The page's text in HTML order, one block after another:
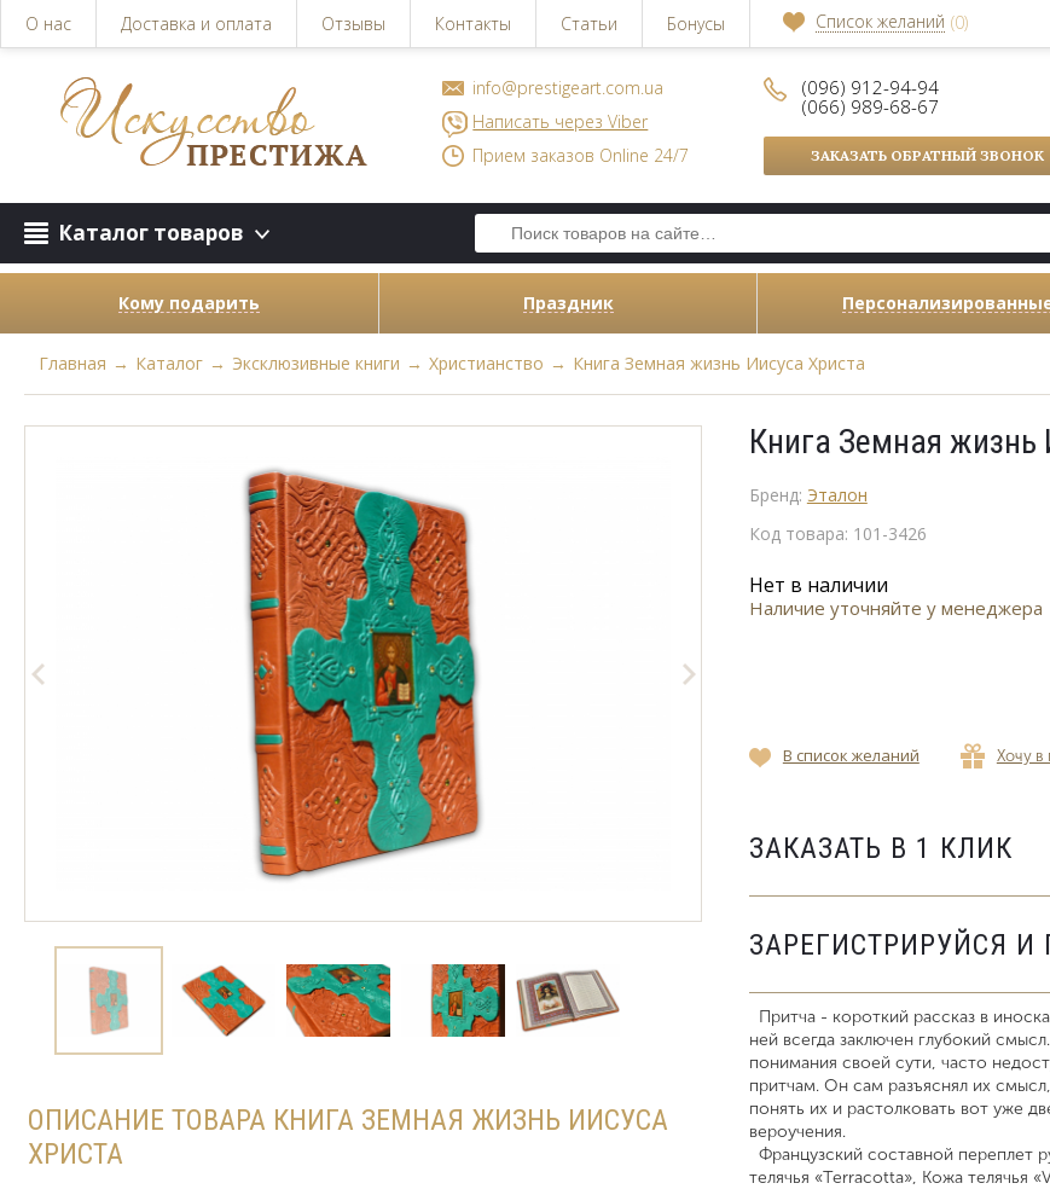
О нас Доставка и оплата Отзывы Контакты Статьи Бонусы Список желаний (0)
info@prestigeart.com.ua
Написать через Viber
Прием заказов Online 24/7
(096) 912-94-94
(066) 989-68-67
ЗАКАЗАТЬ ОБРАТНЫЙ ЗВОНОК
Каталог товаров
Кому подарить Праздник
Главная → Каталог → Эксклюзивные книги → Христианство → Книга Земная жизнь Иисуса Христа
ОПИСАНИЕ ТОВАРА КНИГА ЗЕМНАЯ ЖИЗНЬ ИИСУСА
ХРИСТА
Книга Земная жизнь
Бренд: Эталон
Код товара: 101-3426
Нет в наличии
Наличие уточняйте у менеджера
В список желаний Хочу в
ЗАКАЗАТЬ В 1 КЛИК
ЗАРЕГИСТРИРУЙСЯ
Притча - короткий рассказ в
ней всегда заключен глубокий
понимания своей сути, часто
притчам. Он сам разъяснял их
понять их и растолковать вот уже
вероучения.
Французский составной переплет
телячья «Terracotta», Кожа телячья